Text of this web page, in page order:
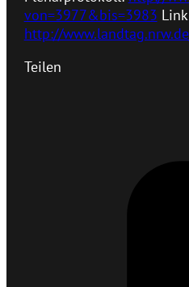
von=3977&bis=3983
http://
Teilen